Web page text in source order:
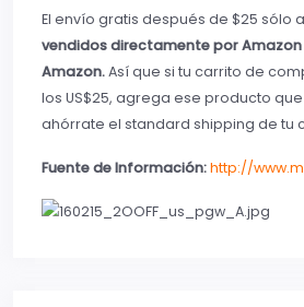
El envío gratis después de $25 sólo
vendidos directamente por Amazon
Amazon.Así que si tu carrito de
los US$25, agrega ese producto
ahórrate el standard shipping de tu
Fuente de Información:http://